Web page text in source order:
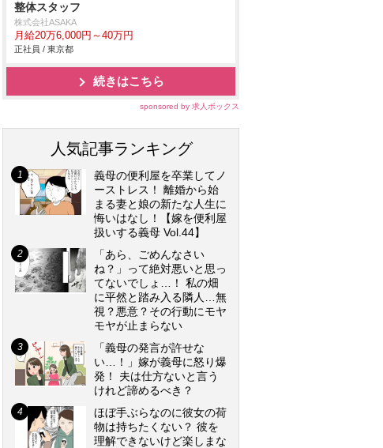
整体スタッフ
株式会社ASAKA
月給20万6,000円～40万円
正社員 / 東京都
続きはこちら
sponsored by 求人ボックス
人気記事ランキング
義母の便利屋を卒業してノ
ーストレス！ 離婚から始
まる妻と娘の新たな人生に
悔いはなし！【嫁を便利屋
扱いする義母 Vol.44】
「あら、ごめんなさい
ね？」って絶対悪いと思っ
てないでしょ…！ 私の畑
に平然と踏み入る隣人…無
視？悪意？その行動にモヤ
モヤが止まらない
「義母の発言が許せな
い…！」嫁が義母に怒り爆
発！ 夫は仕方ないと言う
けれど諦めるべき？
ほぼ手ぶらなのに彼女の荷
物は持ちたくない？ 彼を
理解できないけど楽しまな